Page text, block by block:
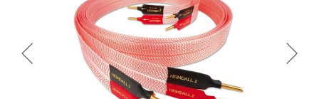
+7 495-951-3751
+7 495-951-3646
Ежедневно 10:00-20:00